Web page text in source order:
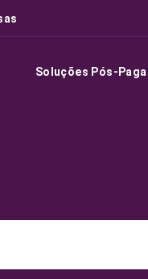
Soluções Pós-